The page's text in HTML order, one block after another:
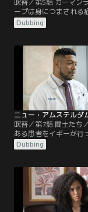
吹替／第5話 カーマン
ープは身につまされる
患者が正当な扱いを受
マックスと力を合わせ
し、難しい決断を迫ら
Dubbing
吹替／第7話 闘士たち
ある患者をイギーが行
のグループセッション
が、独創的な治療計画
いされてきた、ある患
密を発見。マックスや
を抱えることになる。
Dubbing